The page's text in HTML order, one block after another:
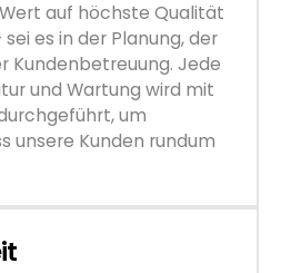
auf höchste Qualität
es in der Planung, der
Kundenbetreuung. Jede
und Wartung wird mit
um
unsere Kunden rundum